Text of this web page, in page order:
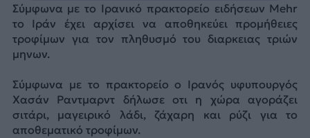
Σύμφωνα με το Ιρανικό πρακτορείο ειδήσεων Mehr
το Ιράν έχει αρχίσει να αποθηκεύει προμήθειες
τροφίμων για τον πληθυσμό του διαρκειας τριών
μηνων.
Σύμφωνα με το πρακτορείο ο Ιρανός υφυπουργός
Χασάν Ραντμαρντ δήλωσε οτι η χώρα αγοράζει
σιτάρι, μαγειρικό λάδι, ζάχαρη και ρύζι για το
αποθεματικό τροφίμων.